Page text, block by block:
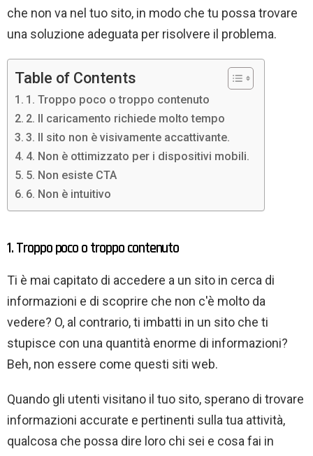
che non va nel tuo sito, in modo che tu possa trovare
una soluzione adeguata per risolvere il problema.
Table of Contents
1. Troppo poco o troppo contenuto
2. Il caricamento richiede molto tempo
3. Il sito non è visivamente accattivante.
4. Non è ottimizzato per i dispositivi mobili.
5. Non esiste CTA
6. Non è intuitivo
1. Troppo poco o troppo contenuto
Ti è mai capitato di accedere a un sito in cerca di
informazioni e di scoprire che non c'è molto da
vedere? O, al contrario, ti imbatti in un sito che ti
stupisce con una quantità enorme di informazioni?
Beh, non essere come questi siti web.
Quando gli utenti visitano il tuo sito, sperano di trovare
informazioni accurate e pertinenti sulla tua attività,
qualcosa che possa dire loro chi sei e cosa fai in